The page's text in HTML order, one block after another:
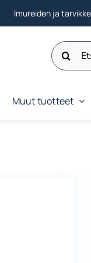
Imureiden ja
Etsi:
Muut tuotteet